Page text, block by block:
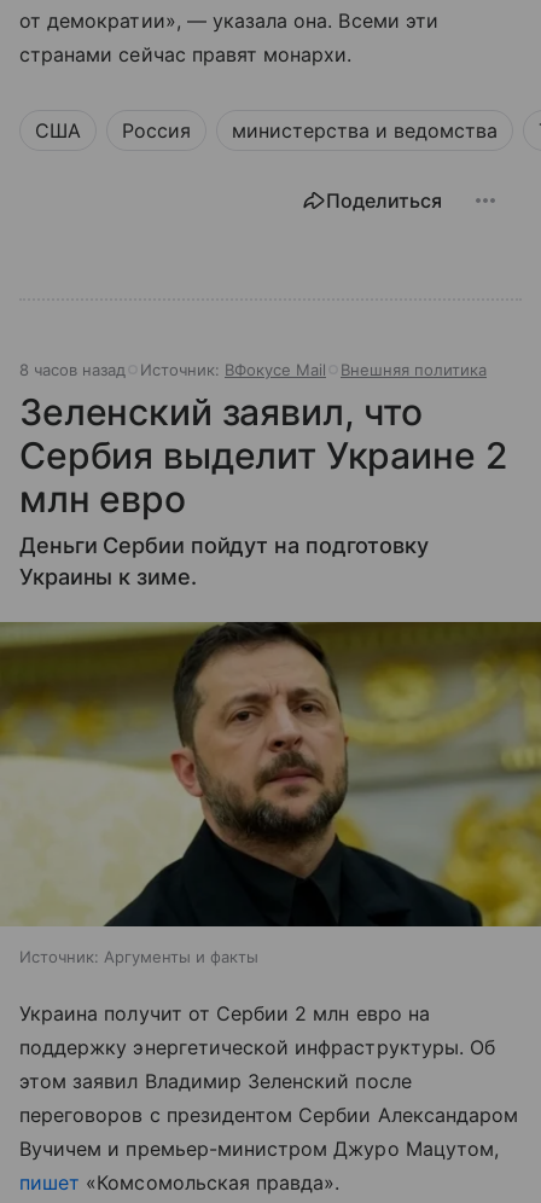
от демократии», — указала она. Всеми эти
странами сейчас правят монархи.
США Россия министерства и ведомства
Поделиться
8 часов назад Источник: ВФокусе Mail Внешняя политика
Зеленский заявил, что
Сербия выделит Украине 2
млн евро
Деньги Сербии пойдут на подготовку
Украины к зиме.
Источник: Аргументы и факты
Украина получит от Сербии 2 млн евро на
поддержку энергетической инфраструктуры. Об
этом заявил Владимир Зеленский после
переговоров с президентом Сербии Александаром
Вучичем и премьер-министром Джуро Мацутом,
пишет «Комсомольская правда».